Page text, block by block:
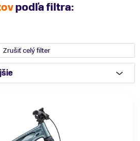
podľa filtra:
Zrušiť celý filter